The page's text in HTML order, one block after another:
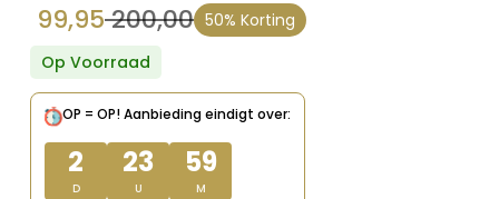
200,00
Oorspronkelijke
prijs
was:
€ 200,00.
99,95
Huidige
prijs
is:
€ 99,95.
50% Korting
Op Voorraad
OP = OP!Aanbieding eindigt over:
2
D
23
U
59
M